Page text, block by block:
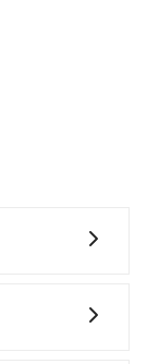
班次高鐵可